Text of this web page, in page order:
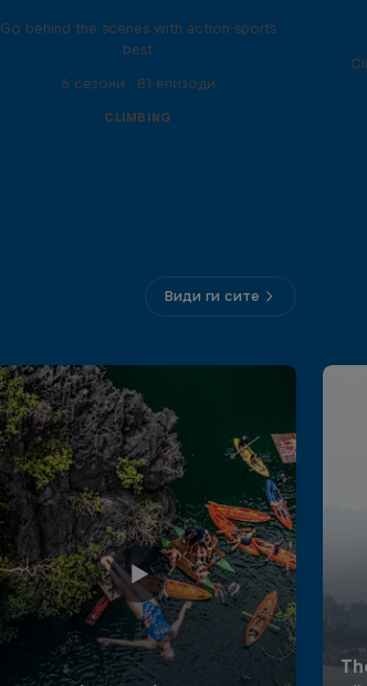
Go behind the scenes with action sports
best
6 сезони · 81 епизоди
CLIMBING
Види ги сите